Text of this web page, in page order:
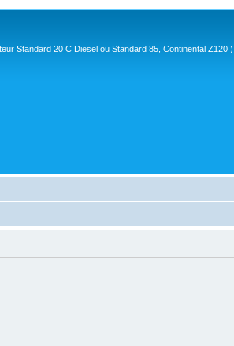
Standard 20 C Diesel ou Standard 85, Continental Z120 )